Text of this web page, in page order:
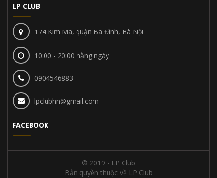
LP CLUB
174 Kim Mã, quận Ba Đình, Hà Nội
10:00 - 20:00 hằng ngày
0904546883
lpclubhn@gmail.com
FACEBOOK
© 2019 - LP Club
Bản quyền thuộc về LP Club